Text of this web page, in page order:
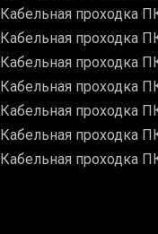
Кабельная проходка
Кабельная проходка
Кабельная проходка
Кабельная проходка
Кабельная проходка
Кабельная проходка
Кабельная проходка